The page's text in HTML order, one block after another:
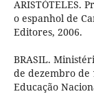
ARISTÓTELES.
o espanhol de
Editores, 2006.
BRASIL.
de dezembro de
Educação